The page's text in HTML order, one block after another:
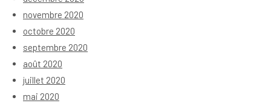
novembre 2020
octobre 2020
septembre 2020
août 2020
juillet 2020
mai 2020